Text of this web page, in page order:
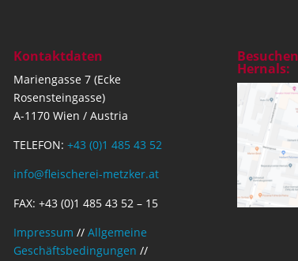
Kontaktdaten
Mariengasse 7 (Ecke
Rosensteingasse)
A-1170 Wien / Austria
TELEFON: +43 (0)1 485 43 52
info@fleischerei-metzker.at
FAX: +43 (0)1 485 43 52 – 15
Impressum // Allgemeine
Geschäftsbedingungen //
Hernals: